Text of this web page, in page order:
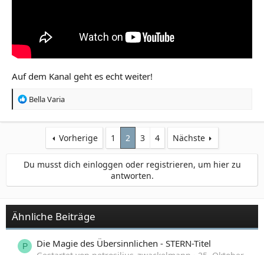
Auf dem Kanal geht es echt weiter!
R
a
o
e
:
Bella Varia
Vorherige 1 2 3 4 Nächste
Du musst dich einloggen oder registrieren, um hier zu
antworten.
Ähnliche Beiträge
P Die Magie des Übersinnlichen - STERN-Titel